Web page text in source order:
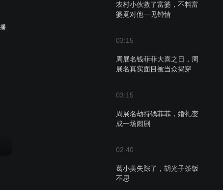
农村小伙救了富婆，不料富
婆竟对他一见钟情
03:15
周展名钱菲菲大喜之日，周
展名真实面目被当众揭穿
03:15
周展名劫持钱菲菲，婚礼变
成一场闹剧
02:40
葛小美失踪了，胡光子茶饭
不思